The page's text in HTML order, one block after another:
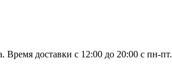
Время доставки с 12:00 до 20:00 с пн-пт.